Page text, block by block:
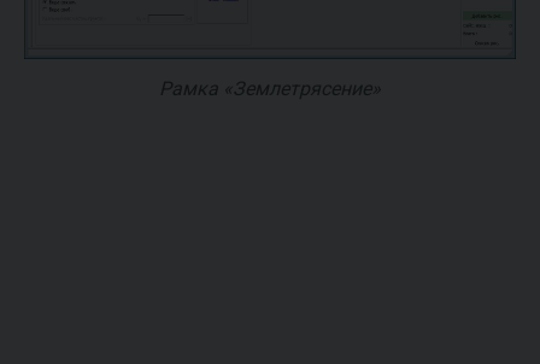
Рамка «Землетрясение»